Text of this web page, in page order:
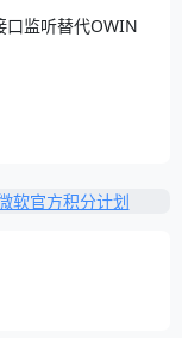
监听替代OWIN